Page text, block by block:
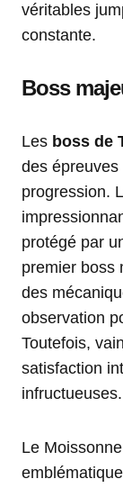
véritables
constante.
Boss
Les boss de
des
progression.
protégé par
premier boss
des
observation
Toutefois,
satisfaction
infructueuses.
Le